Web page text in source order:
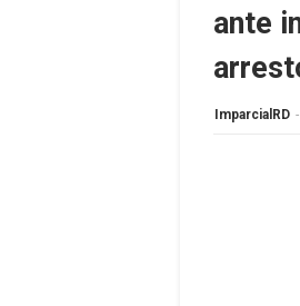
ante
ImparcialRD -